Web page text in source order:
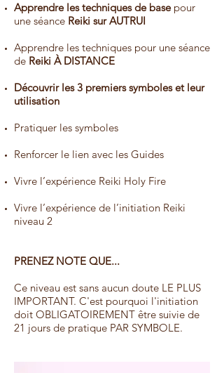
Apprendre les techniques de base pour
une séance Reiki sur AUTRUI
Apprendre les techniques pour une séance
de Reiki À DISTANCE
Découvrir les 3 premiers symboles et leur
utilisation
Pratiquer les symboles
Renforcer le lien avec les Guides
Vivre l’expérience Reiki Holy Fire
Vivre l’expérience de l’initiation Reiki
niveau 2
PRENEZ NOTE QUE...
Ce niveau est sans aucun doute LE PLUS
IMPORTANT. C'est pourquoi l'initiation
doit OBLIGATOIREMENT être suivie de
21 jours de pratique PAR SYMBOLE.